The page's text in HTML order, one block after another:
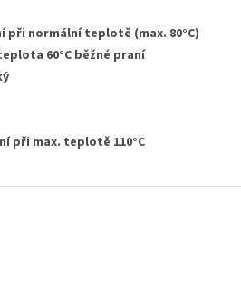
při normální teplotě (max. 80°C)
60°C běžné praní
při max. teplotě 110°C